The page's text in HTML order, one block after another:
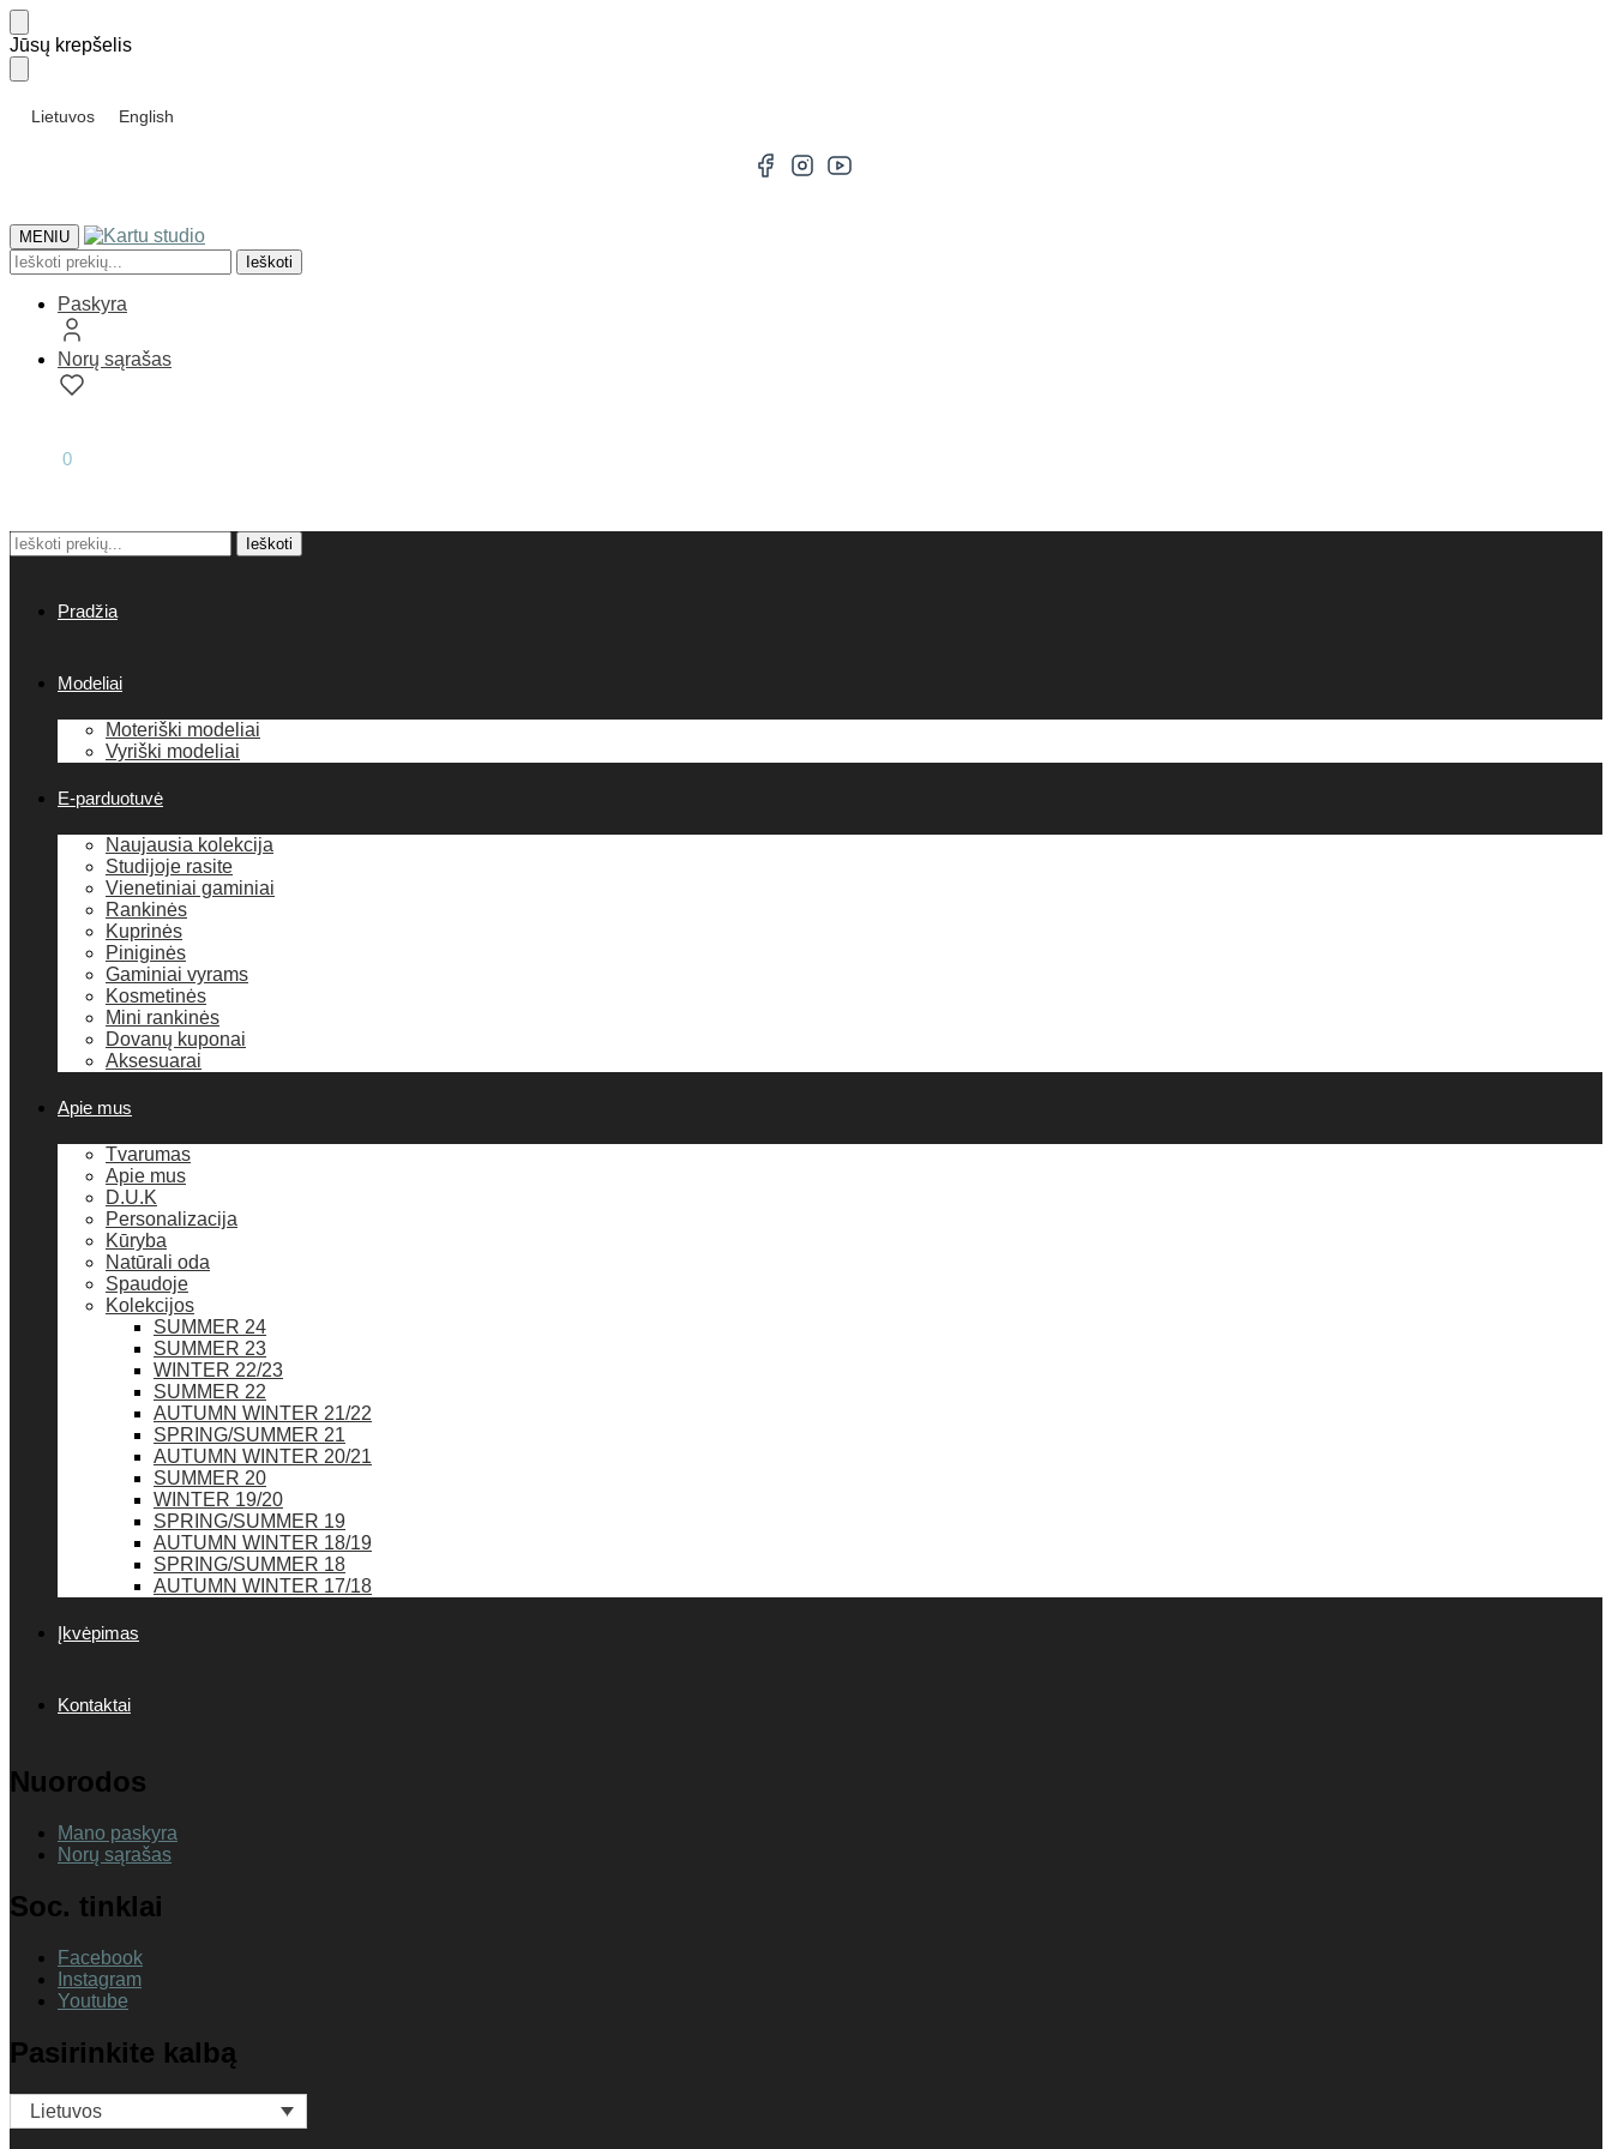
Skip
to
navigation
Skip
to
content
Jūsų krepšelis
Lietuvos English
MENIU
Ieškoti: Ieškoti
Paskyra
Norų sąrašas
0
Ieškoti: Ieškoti
Pradžia
Modeliai
Moteriški modeliai
Vyriški modeliai
E-parduotuvė
Naujausia kolekcija
Studijoje rasite
Vienetiniai gaminiai
Rankinės
Kuprinės
Piniginės
Gaminiai vyrams
Kosmetinės
Mini rankinės
Dovanų kuponai
Aksesuarai
Apie mus
Tvarumas
Apie mus
D.U.K
Personalizacija
Kūryba
Natūrali oda
Spaudoje
Kolekcijos
SUMMER 24
SUMMER 23
WINTER 22/23
SUMMER 22
AUTUMN WINTER 21/22
SPRING/SUMMER 21
AUTUMN WINTER 20/21
SUMMER 20
WINTER 19/20
SPRING/SUMMER 19
AUTUMN WINTER 18/19
SPRING/SUMMER 18
AUTUMN WINTER 17/18
Įkvėpimas
Kontaktai
Nuorodos
Mano paskyra
Norų sąrašas
Soc. tinklai
Facebook
Instagram
Youtube
Pasirinkite kalbą
Lietuvos